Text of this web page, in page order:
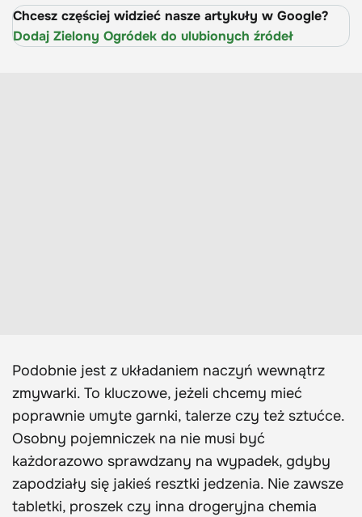
Chcesz częściej widzieć nasze artykuły w Google?
Dodaj Zielony Ogródek do ulubionych źródeł
Podobnie jest z układaniem naczyń wewnątrz
zmywarki. To kluczowe, jeżeli chcemy mieć
poprawnie umyte garnki, talerze czy też sztućce.
Osobny pojemniczek na nie musi być
każdorazowo sprawdzany na wypadek, gdyby
zapodziały się jakieś resztki jedzenia. Nie zawsze
tabletki, proszek czy inna drogeryjna chemia